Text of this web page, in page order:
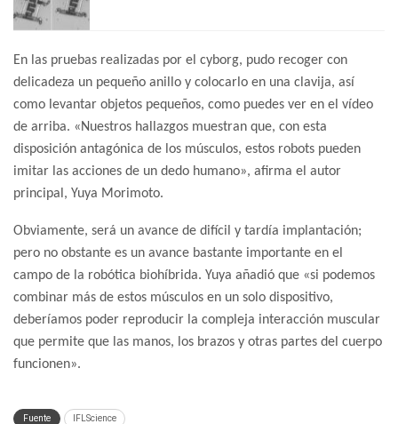
En las pruebas realizadas por el cyborg, pudo recoger con
delicadeza un pequeño anillo y colocarlo en una clavija, así
como levantar objetos pequeños, como puedes ver en el vídeo
de arriba. «Nuestros hallazgos muestran que, con esta
disposición antagónica de los músculos, estos robots pueden
imitar las acciones de un dedo humano», afirma el autor
principal, Yuya Morimoto.
Obviamente, será un avance de difícil y tardía implantación;
pero no obstante es un avance bastante importante en el
campo de la robótica biohíbrida. Yuya añadió que «si podemos
combinar más de estos músculos en un solo dispositivo,
deberíamos poder reproducir la compleja interacción muscular
que permite que las manos, los brazos y otras partes del cuerpo
funcionen».
Fuente IFLScience